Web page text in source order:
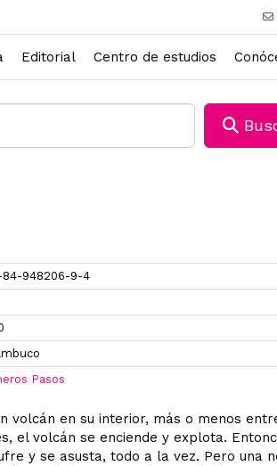
Editorial Centro de estudios
84-948206-9-4
Pasos
volcán en su interior, más o menos
el volcán se enciende y explota.
y se asusta, todo a la vez. Pero una